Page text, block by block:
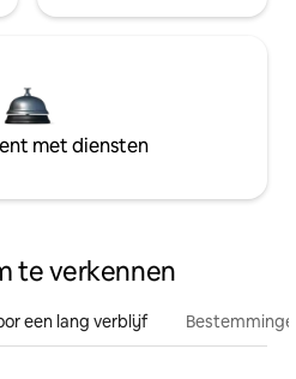
met diensten
te verkennen
een lang verblijf